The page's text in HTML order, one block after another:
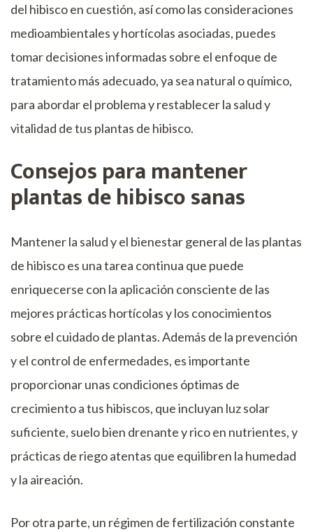
del hibisco en cuestión, así como las consideraciones
medioambientales y hortícolas asociadas, puedes
tomar decisiones informadas sobre el enfoque de
tratamiento más adecuado, ya sea natural o químico,
para abordar el problema y restablecer la salud y
vitalidad de tus plantas de hibisco.
Consejos para mantener
plantas de hibisco sanas
Mantener la salud y el bienestar general de las plantas
de hibisco es una tarea continua que puede
enriquecerse con la aplicación consciente de las
mejores prácticas hortícolas y los conocimientos
sobre el cuidado de plantas. Además de la prevención
y el control de enfermedades, es importante
proporcionar unas condiciones óptimas de
crecimiento a tus hibiscos, que incluyan luz solar
suficiente, suelo bien drenante y rico en nutrientes, y
prácticas de riego atentas que equilibren la humedad
y la aireación.
Por otra parte, un régimen de fertilización constante